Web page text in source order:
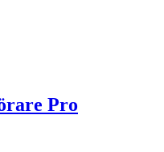
Pro